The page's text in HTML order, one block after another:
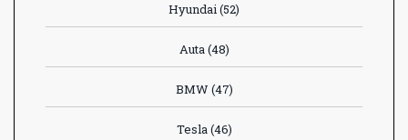
Hyundai(52)
Auta(48)
BMW (47)
Tesla(46)